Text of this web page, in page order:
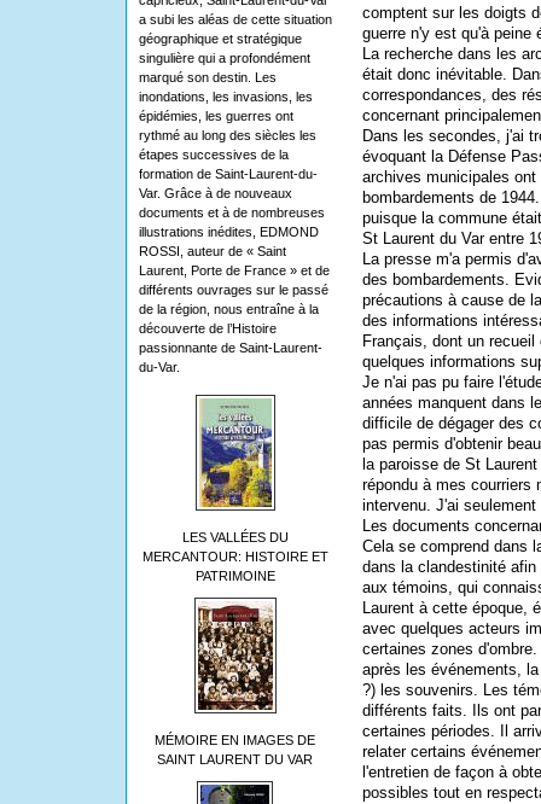
a subi les aléas de cette situation
géographique et stratégique
singulière qui a profondément
marqué son destin. Les
inondations, les invasions, les
épidémies, les guerres ont
rythmé au long des siècles les
étapes successives de la
formation de Saint-Laurent-du-
Var. Grâce à de nouveaux
documents et à de nombreuses
illustrations inédites, EDMOND
ROSSI, auteur de « Saint
Laurent, Porte de France » et de
différents ouvrages sur le passé
de la région, nous entraîne à la
découverte de l’Histoire
passionnante de Saint-Laurent-
du-Var.
LES VALLÉES DU
MERCANTOUR: HISTOIRE ET
PATRIMOINE
MÉMOIRE EN IMAGES DE
SAINT LAURENT DU VAR
comptent sur les doigts
guerre n'y est qu'à peine
La recherche dans les
était donc inévitable.
correspondances, des
concernant
Dans les secondes, j'ai
évoquant la Défense
archives municipales
bombardements de
puisque la commune
St Laurent du Var entre
La presse m'a permis
des bombardements.
précautions à cause de
des informations
Français, dont un
quelques informations
Je n'ai pas pu faire
années manquent dans
difficile de dégager des
pas permis d'obtenir
la paroisse de St
répondu à mes courriers
intervenu. J'ai
Les documents
Cela se comprend dans
dans la clandestinité
aux témoins, qui
Laurent à cette époque,
avec quelques acteurs
certaines zones
après les événements,
?) les souvenirs. Les
différents faits. Ils ont
certaines périodes. Il
relater certains
l'entretien de façon à
possibles tout en